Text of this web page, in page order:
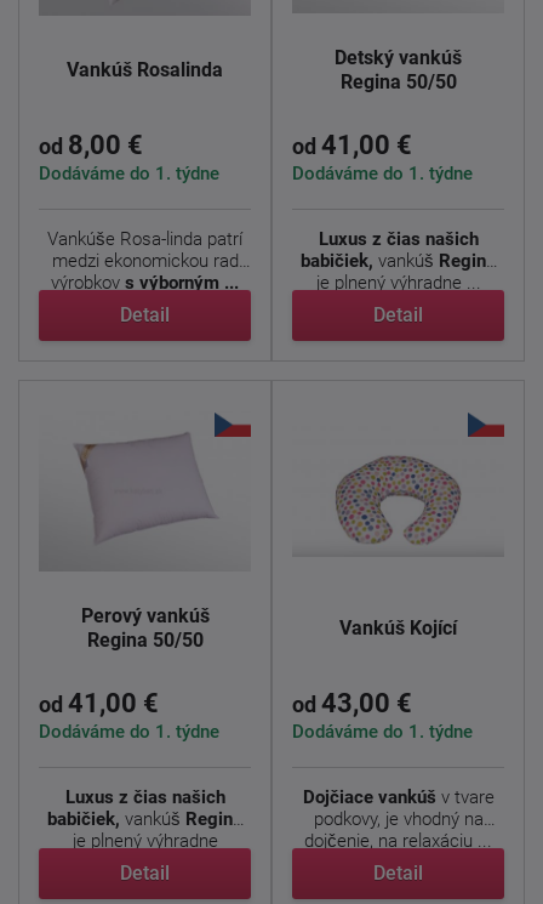
Vankúš Rosalinda
od 8,00 €
Dodáváme do 1. týdne
Vankúše Rosa-linda patrí
medzi ekonomickou rad
výrobkov s výborným ...
Detail
Detský vankúš
Regina 50/50
od 41,00 €
Dodáváme do 1. týdne
Luxus z čias našich
babičiek, vankúš Regina
je plnený výhradne ...
Detail
Perový vankúš
Regina 50/50
od 41,00 €
Dodáváme do 1. týdne
Luxus z čias našich
babičiek, vankúš Regina
je plnený výhradne
husacím ...
Detail
Vankúš Kojící
od 43,00 €
Dodáváme do 1. týdne
Dojčiace vankúš v tvare
podkovy, je vhodný na
dojčenie, na relaxáciu ...
Detail